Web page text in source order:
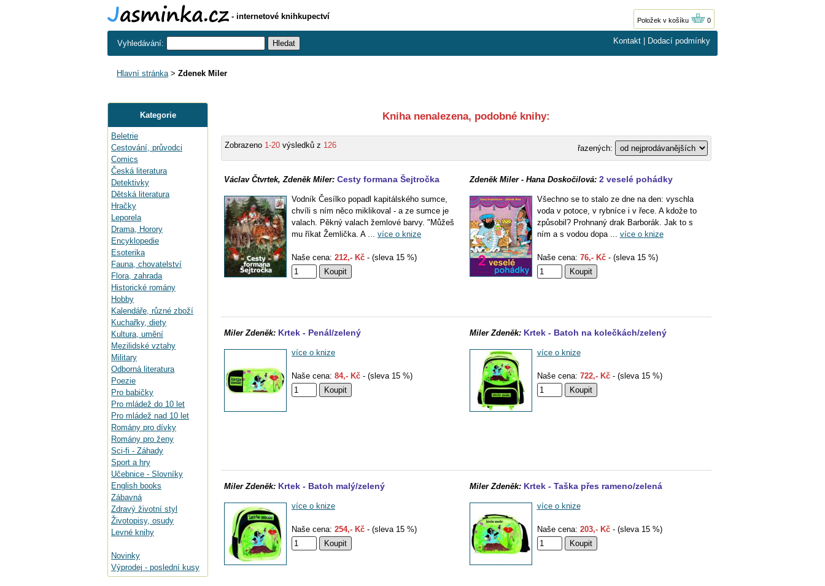
- internetové knihkupectví Položek v košíku 0
Vyhledávání: Kontakt Dodací podmínky
Hlavní stránka> Zdenek Miler
Kategorie
Beletrie
Cestování, průvodci
Comics
Česká literatura
Detektivky
Dětská literatura
Hračky
Leporela
Drama, Horory
Encyklopedie
Esoterika
Fauna, chovatelství
Flora, zahrada
Historické romány
Hobby
Kalendáře, různé zboží
Kuchařky, diety
Kultura, umění
Mezilidské vztahy
Military
Odborná literatura
Poezie
Pro babičky
Pro mládež do 10 let
Pro mládež nad 10 let
Romány pro dívky
Romány pro ženy
Sci-fi - Záhady
Sport a hry
Učebnice - Slovníky
English books
Zábavná
Zdravý životní styl
Životopisy, osudy
Levné knihy
Novinky
Výprodej - poslední kusy
Kniha nenalezena, podobné knihy:
Zobrazeno 1-20 výsledků z 126 řazených:
Václav Čtvrtek, Zdeněk Miler: Cesty formana Šejtročka
Vodník Česílko popadl kapitálského sumce,
chvíli s ním něco miklikoval - a ze sumce je
valach. Pěkný valach žemlové barvy. "Můžeš
mu říkat Žemlička. A ... více o knize
Naše cena: 212,- Kč - (sleva 15 %)
Zdeněk Miler - Hana Doskočilová: 2 veselé pohádky
Všechno se to stalo ze dne na den: vyschla
voda v potoce, v rybníce i v řece. A kdože to
způsobil? Prohnaný drak Barborák. Jak to s
ním a s vodou dopa ... více o knize
Naše cena: 76,- Kč- (sleva 15 %)
Miler Zdeněk: Krtek - Penál/zelený
více o knize
Naše cena: 84,- Kč - (sleva 15 %)
Miler Zdeněk: Krtek - Batoh na kolečkách/zelený
více o knize
Naše cena: 722,- Kč- (sleva 15 %)
Miler Zdeněk: Krtek - Batoh malý/zelený
více o knize
Naše cena: 254,- Kč - (sleva 15 %)
Miler Zdeněk: Krtek - Taška přes rameno/zelená
více o knize
Naše cena: 203,- Kč- (sleva 15 %)